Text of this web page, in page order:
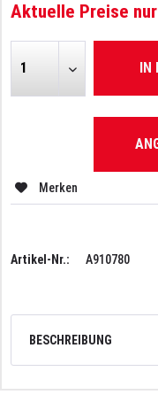
Aktuelle Preise
IN
Merken
Artikel-Nr.: A910780
BESCHREIBUNG